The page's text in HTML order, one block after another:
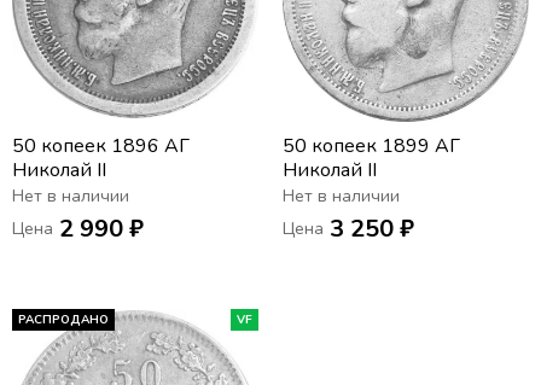
50 копеек 1896 АГ
Николай II
Нет в наличии
Цена 2 990 ₽
50 копеек 1899 АГ
Николай II
Нет в наличии
Цена 3 250 ₽
РАСПРОДАНО VF